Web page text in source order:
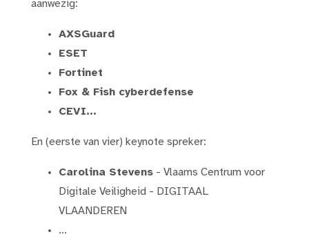
aanwezig:
AXSGuard
ESET
Fortinet
Fox & Fish cyberdefense
CEVI...
En (eerste van vier) keynote spreker:
Carolina Stevens - Vlaams Centrum voor
Digitale Veiligheid - DIGITAAL
VLAANDEREN
...